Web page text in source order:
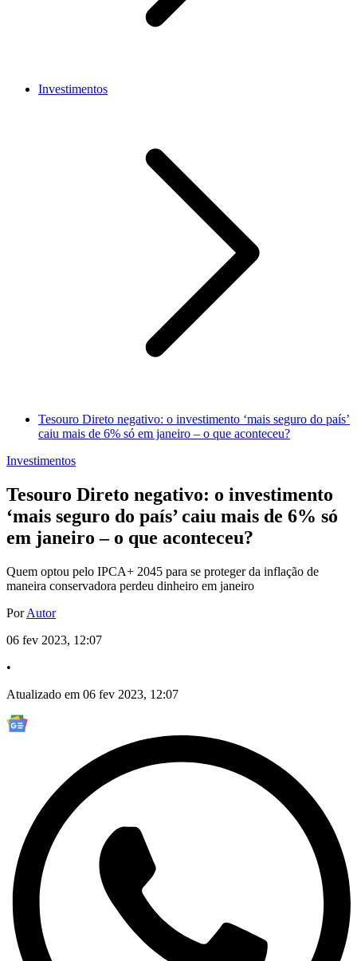
Investimentos
Tesouro Direto negativo: o investimento ‘mais seguro do país’
caiu mais de 6% só em janeiro – o que aconteceu?
Investimentos
Tesouro Direto negativo: o investimento
‘mais seguro do país’ caiu mais de 6% só
em janeiro – o que aconteceu?
Quem optou pelo IPCA+ 2045 para se proteger da inflação de
maneira conservadora perdeu dinheiro em janeiro
PorAutor
06 fev 2023, 12:07
•
Atualizado em 06 fev 2023, 12:07